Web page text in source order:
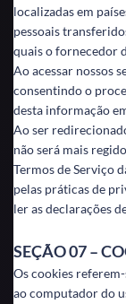
localizadas em
pessoais
quais o fornecedor
Ao acessar nossos
consentindo o
desta informação
Ao ser
não será mais
Termos de Serviço
pelas práticas de
ler as declarações
SEÇÃO 07 –
Os cookies
ao computador do